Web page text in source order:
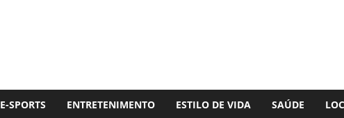
E-SPORTS ENTRETENIMENTO ESTILO DE VIDA SAÚDE